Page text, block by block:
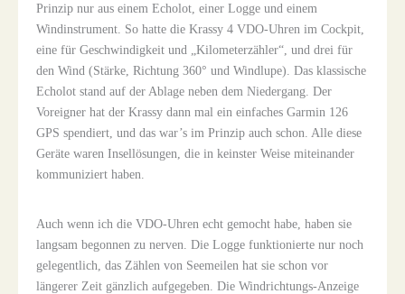
Prinzip nur aus einem Echolot, einer Logge und einem
Windinstrument. So hatte die Krassy 4 VDO-Uhren im Cockpit,
eine für Geschwindigkeit und „Kilometerzähler“, und drei für
den Wind (Stärke, Richtung 360° und Windlupe). Das klassische
Echolot stand auf der Ablage neben dem Niedergang. Der
Voreigner hat der Krassy dann mal ein einfaches Garmin 126
GPS spendiert, und das war’s im Prinzip auch schon. Alle diese
Geräte waren Insellösungen, die in keinster Weise miteinander
kommuniziert haben.
Auch wenn ich die VDO-Uhren echt gemocht habe, haben sie
langsam begonnen zu nerven. Die Logge funktionierte nur noch
gelegentlich, das Zählen von Seemeilen hat sie schon vor
längerer Zeit gänzlich aufgegeben. Die Windrichtungs-Anzeige